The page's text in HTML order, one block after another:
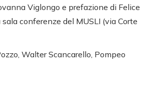
Viglongo e prefazione di Felice
conferenze del MUSLI (via Corte
Walter Scancarello, Pompeo